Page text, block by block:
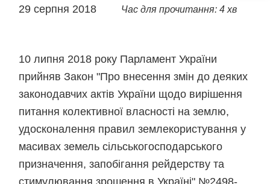
29 серпня 2018 Час для прочитання: 4 хв
10 липня 2018 року Парламент України
прийняв Закон "Про внесення змін до деяких
законодавчих актів України щодо вирішення
питання колективної власності на землю,
удосконалення правил землекористування у
масивах земель сільськогосподарського
призначення, запобігання рейдерству та
стимулювання зрошення в Україні" №2498-